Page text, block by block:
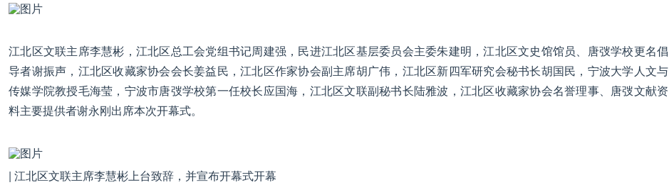
江北区文联主席李慧彬，江北区总工会党组书记周建强，民进江北区基层委员会主委朱建明，江北区文史馆馆员、唐弢学校更名倡
导者谢振声，江北区收藏家协会会长姜益民，江北区作家协会副主席胡广伟，江北区新四军研究会秘书长胡国民，宁波大学人文与
传媒学院教授毛海莹，宁波市唐弢学校第一任校长应国海，江北区文联副秘书长陆雅波，江北区收藏家协会名誉理事、唐弢文献资
料主要提供者谢永刚出席本次开幕式。
| 江北区文联主席李慧彬上台致辞，并宣布开幕式开幕